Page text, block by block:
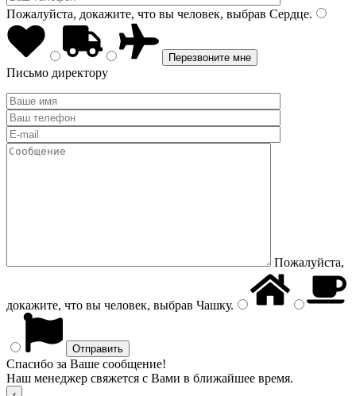
Пожалуйста, докажите, что вы человек, выбрав Сердце.
Письмо директору
Пожалуйста,
докажите, что вы человек, выбрав Чашку.
Спасибо за Ваше сообщение!
Наш менеджер свяжется с Вами в ближайшее время.